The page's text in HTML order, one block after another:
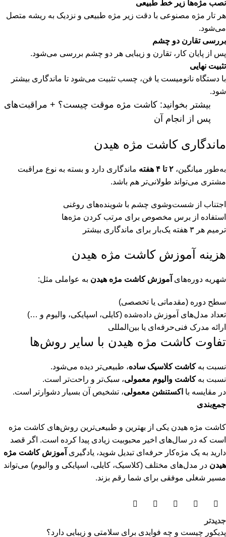
نصب مژه‌ها زیر خط طبیعی
هر تار مژه مصنوعی با دقت زیر مژه طبیعی و نزدیک به ریشه متصل
می‌شود.
بررسی تقارن دو چشم
پس از پایان کار، تقارن و زیبایی هر دو چشم بررسی می‌شود.
تثبیت نهایی
با دستگاه نانومیست یا فن، چسب تثبیت می‌شود تا ماندگاری بیشتر
شود.
بیشتر بخوانید: کاشت مژه موقت چیست؟ + مراقبت‌های
پس از انجام آن
ماندگاری کاشت مژه هیدن
به‌طور میانگین، ۲ تا ۴ هفته ماندگاری دارد و بسته به نوع مراقبت
مشتری می‌تواند طولانی‌تر هم باشد.
اجتناب از شست‌وشوی چشم با شوینده‌های روغنی
استفاده از برس مخصوص برای مرتب کردن مژه‌ها
ترمیم هر ۳ هفته یک‌بار برای ماندگاری بیشتر
هزینه آموزش کاشت مژه هیدن
شهریه دوره‌های آموزش کاشت مژه هیدن به عواملی مثل:
سطح دوره (مقدماتی یا تخصصی)
تعداد مدل‌های آموزش داده‌شده (کایلی، اسپایکی، والیوم و …)
ارائه مدرک فنی‌حرفه‌ای یا بین‌المللی
تفاوت کاشت مژه هیدن با سایر روش‌ها
نسبت بهکاشت کلاسیک ساده، طبیعی‌تر دیده می‌شود.
نسبت بهکاشت والیوم معمولی، سبک‌تر و راحت‌تر است.
در مقایسه با اکستنشن معمولی، تشخیص آن بسیار دشوارتر است.
جمع‌بندی
کاشت مژه هیدن یکی از بهترین و طبیعی‌ترین روش‌های کاشت مژه
است که در سال‌های اخیر محبوبیت زیادی پیدا کرده است. اگر قصد
دارید به یک مژه‌کار حرفه‌ای تبدیل شوید، یادگیری آموزش کاشت مژه
هیدن در مدل‌های مختلف (کلاسیک، کایلی، اسپایکی و والیوم) می‌تواند
مسیر شغلی موفقی برای شما رقم بزند.
جدیدتر
پدیکور چیست و چه فوایدی برای سلامتی و زیبایی دارد؟